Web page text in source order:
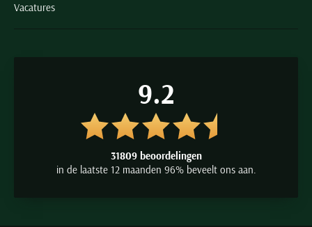
Vacatures
9.2
31809 beoordelingen
in de laatste 12 maanden 96% beveelt ons aan.